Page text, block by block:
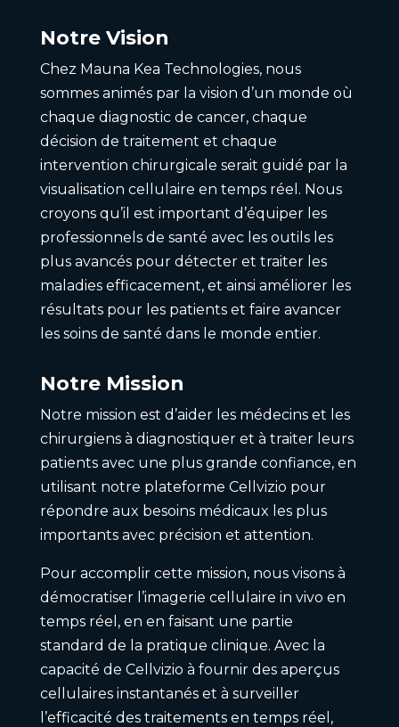
Notre Vision
Chez Mauna Kea Technologies, nous
sommes animés par la vision d’un monde où
chaque diagnostic de cancer, chaque
décision de traitement et chaque
intervention chirurgicale serait guidé par la
visualisation cellulaire en temps réel. Nous
croyons qu’il est important d’équiper les
professionnels de santé avec les outils les
plus avancés pour détecter et traiter les
maladies efficacement, et ainsi améliorer les
résultats pour les patients et faire avancer
les soins de santé dans le monde entier.
Notre Mission
Notre mission est d’aider les médecins et les
chirurgiens à diagnostiquer et à traiter leurs
patients avec une plus grande confiance, en
utilisant notre plateforme Cellvizio pour
répondre aux besoins médicaux les plus
importants avec précision et attention.
Pour accomplir cette mission, nous visons à
démocratiser l’imagerie cellulaire in vivo en
temps réel, en en faisant une partie
standard de la pratique clinique. Avec la
capacité de Cellvizio à fournir des aperçus
cellulaires instantanés et à surveiller
l’efficacité des traitements en temps réel,